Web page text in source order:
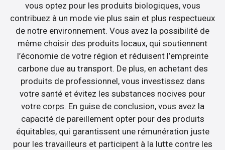
vous optez pour les produits biologiques, vous
contribuez à un mode vie plus sain et plus respectueux
de notre environnement. Vous avez la possibilité de
même choisir des produits locaux, qui soutiennent
l’économie de votre région et réduisent l’empreinte
carbone due au transport. De plus, en achetant des
produits de professionnel, vous investissez dans
votre santé et évitez les substances nocives pour
votre corps. En guise de conclusion, vous avez la
capacité de pareillement opter pour des produits
équitables, qui garantissent une rémunération juste
pour les travailleurs et participent à la lutte contre les